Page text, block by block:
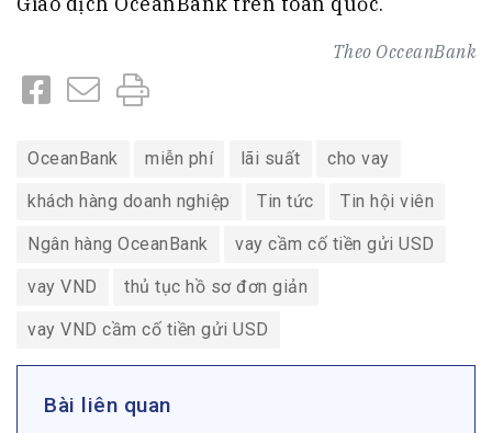
Theo OcceanBank
OceanBank miễn phí lãi suất cho vay
khách hàng doanh nghiệp Tin tức Tin hội viên
Ngân hàng OceanBank vay cầm cố tiền gửi USD
vay VND thủ tục hồ sơ đơn giản
vay VND cầm cố tiền gửi USD
Bài liên quan